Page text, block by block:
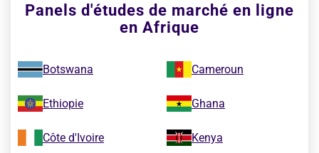
Panels d'études de marché en ligne
en Afrique
Botswana Cameroun
Ethiopie Ghana
Côte d'Ivoire Kenya